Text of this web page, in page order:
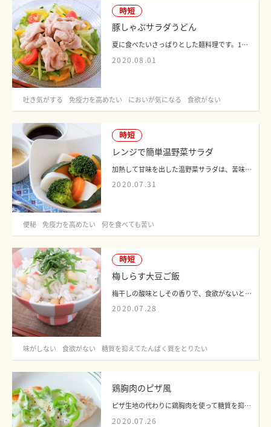
時短
豚しゃぶサラダうどん
夏に食べたいさっぱりとした麺料理です。1品で肉や野菜も摂れて栄養バランスも良く、カ...
2020.08.01
吐き気がする 免疫力を高めたい においが気になる 食欲がない
時短
レンジで簡単温野菜サラダ
加熱して甘味を出した温野菜サラダは、苦味を感じやすい方にも比較的食べやすいメニュ...
2020.07.31
便秘 免疫力を高めたい 何を食べても苦い
時短
梅しらす大豆ご飯
梅干しの酸味としその香りで、食欲がないときや味がしないときにも食べやすい混ぜご飯...
2020.07.28
味がしない 食欲がない 糖質を抑えてたんぱく質をとりたい
鶏胸肉のピザ風
ピザ生地の代わりに鶏胸肉を使って糖質を抑えたレシピです。たんぱく質をしっかりと摂...
2020.07.26